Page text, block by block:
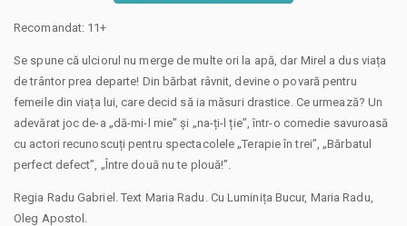
Recomandat: 11+
Se spune că ulciorul nu merge de multe ori la apă, dar Mirel a dus viața
de trântor prea departe! Din bărbat râvnit, devine o povară pentru
femeile din viața lui, care decid să ia măsuri drastice. Ce urmează? Un
adevărat joc de-a „dă-mi-l mie” și „na-ți-l ție”, într-o comedie savuroasă
cu actori recunoscuți pentru spectacolele „Terapie în trei”, „Bărbatul
perfect defect”, „Între două nu te plouă!”.
Regia Radu Gabriel. Text Maria Radu. Cu Luminița Bucur, Maria Radu,
Oleg Apostol.